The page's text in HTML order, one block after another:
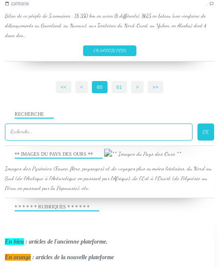
22/09/2016 …
Bilan de ce périple de 5 semaines : 18 350 km en avion (8 différents), 8615 en bateau (une vingtaine de
débarquements au Groenland, au Nunavut, aux Territoires du Nord-Ouest, au Yukon, en Alaska) dont 4
dans des...
EN SAVOIR PLUS
<< < 10
20
30
40
50
60 61 > >>
RECHERCHE
** IMAGES DU PAYS DES OURS **
Images des Pyrénées (Faune, flore, paysages) et de voyages plus ou moins lointains, du Nord au
Sud (de l'Arctique à l'Antarctique en passant par l'Afrique), de l'Est à l'Ouest (de Polynésie au
Pérou en passant par la Papouasie), etc.
* * * * * * RUBRIQUES * * * * * *
En bleu : articles de l'ancienne plateforme.
En orange : articles de la nouvelle plateforme